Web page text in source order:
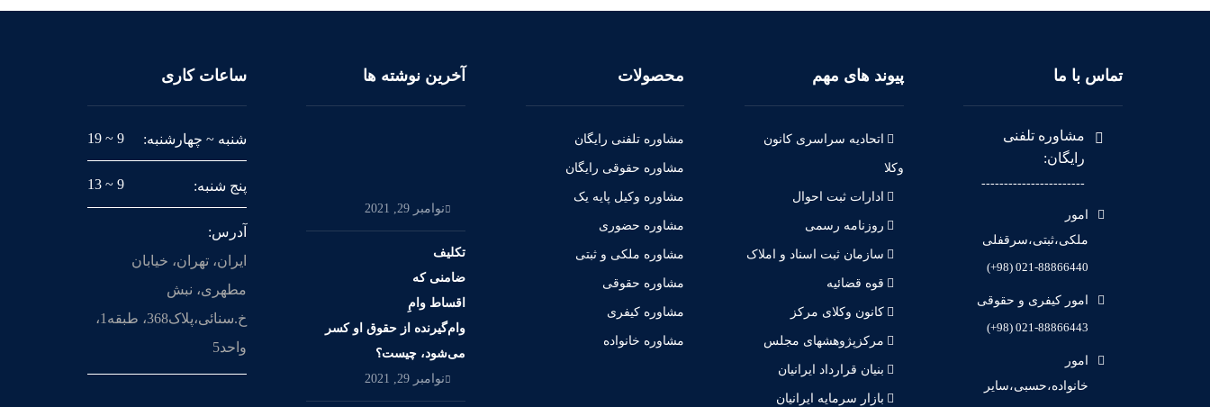
ساعات کاری
شنبه ~ چهارشنبه: 9 ~ 19
پنج شنبه: 9 ~ 13
آدرس:
ایران، تهران، خیابان
مطهری، نبش
خ.سنائی،پلاک368، طبقه1،
واحد5
آخرین نوشته ها
نوامبر 29, 2021
تکلیف
ضامنی که
اقساط وامِ
وام‌گیرنده از حقوق او کسر
می‌شود، چیست؟
نوامبر 29, 2021
محصولات
مشاوره تلفنی رایگان
مشاوره حقوقی رایگان
مشاوره وکیل پایه یک
مشاوره حضوری
مشاوره ملکی و ثبتی
مشاوره حقوقی
مشاوره کیفری
مشاوره خانواده
پیوند های مهم
اتحادیه سراسری کانون
وکلا
ادارات ثبت احوال
روزنامه رسمی
سازمان ثبت اسناد و املاک
قوه قضائیه
کانون وکلای مرکز
مرکزپژوهشهای مجلس
بنیان قرارداد ایرانیان
بازار سرمایه ایرانیان
تماس با ما
مشاوره تلفنی
رایگان:
-----------------------
امور
ملکی،ثبتی،سرقفلی
021-88866440 (98+)
امور کیفری و حقوقی
021-88866443 (98+)
امور
خانواده،حسبی،سایر